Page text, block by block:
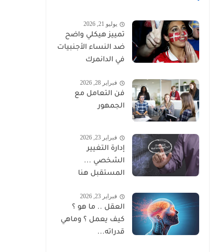
يوليو 21, 2026
تمييز هيكلي واضح
ضد النساء الأجنبيات
في الدانمرك
فبراير 28, 2026
فن التعامل مع
الجمهور
فبراير 23, 2026
إدارة التغيير
الشخصي ...
المستقبل هنا
فبراير 23, 2026
العقل .. ما هو ؟
كيف يعمل ؟ وماهي
قدراته...